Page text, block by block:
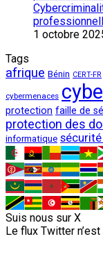
1 octobre
Tags
afrique Bénin CERT-FR
cybermenaces
protection faille de
protection des
informatique
Suis nous sur X
Le flux Twitter